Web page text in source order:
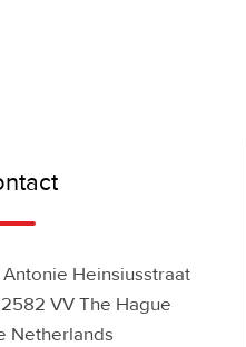
Antonie Heinsiusstraat
VV The Hague
Netherlands